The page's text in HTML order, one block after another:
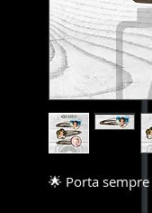
🌟 Porta